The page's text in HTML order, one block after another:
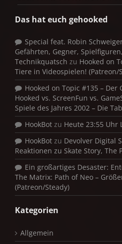
Das hat euch gehooked
Special feat. Robin
Gefährten, Gegner,
Technikquatsch zu Hooked on
Tiere in Videospielen! (Patreon/
Hooked on Topic #135 – Der
Hooked vs. ScreenFun vs.
Spiele des Jahres 2002 – Die
HookBot zu Heute 23:55 Uhr
HookBot zu Devolver Digital
Reaktionen zu Skate Story, The
Ein großartiges Desaster:
The Matrix: Path of Neo –
(Patreon/Steady)
Kategorien
Allgemein